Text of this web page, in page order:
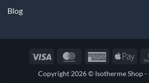
Blog
Visa MasterCardAmerican
Copyright 2026 © Isotherme Shop-